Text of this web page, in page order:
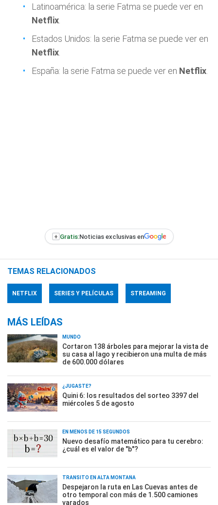
Latinoamérica: la serie Fatma se puede ver en
Netflix
Estados Unidos: la serie Fatma se puede ver en
Netflix
España: la serie Fatma se puede ver en Netflix
+ Gratis:Noticias exclusivas en
TEMAS RELACIONADOS
NETFLIX SERIES Y PELÍCULAS STREAMING
MÁS LEÍDAS
MUNDO
Cortaron 138 árboles para mejorar la vista de
su casa al lago y recibieron una multa de más
de 600.000 dólares
¿JUGASTE?
Quini 6: los resultados del sorteo 3397 del
miércoles 5 de agosto
EN MENOS DE 15 SEGUNDOS
Nuevo desafío matemático para tu cerebro:
¿cuál es el valor de "b"?
TRÁNSITO EN ALTA MONTAÑA
Despejaron la ruta en Las Cuevas antes de
otro temporal con más de 1.500 camiones
varados